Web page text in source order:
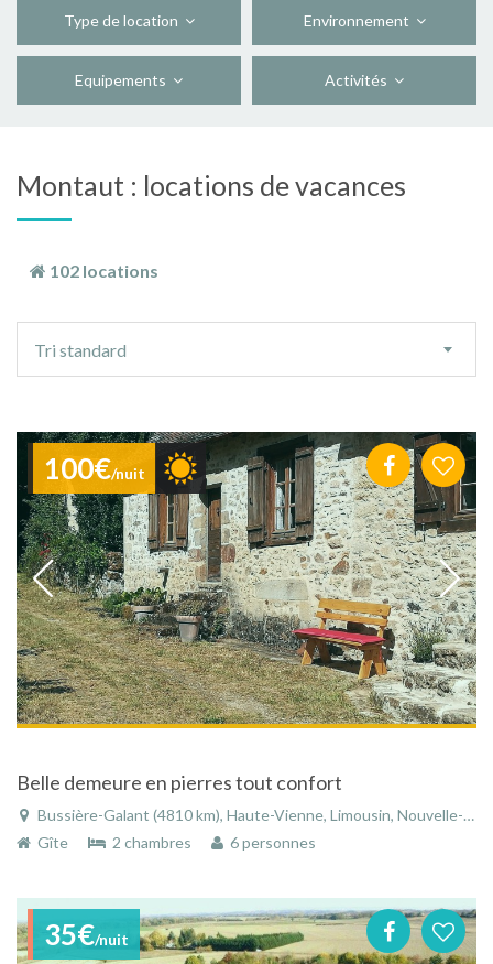
Type de location Environnement
Equipements Activités
Montaut : locations de vacances
102 locations
tri
Tri standard
100€/nuit
Belle demeure en pierres tout confort
Bussière-Galant (4810 km), Haute-Vienne, Limousin, Nouvelle-Aquitaine, France
Gîte
2 chambres 6 personnes
35€/nuit